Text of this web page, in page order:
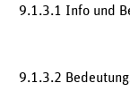
9.1.3.1 Info und
9.1.3.2